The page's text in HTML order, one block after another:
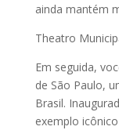
ainda mantém
Theatro
Em seguida,
de São Paulo,
Brasil.
exemplo